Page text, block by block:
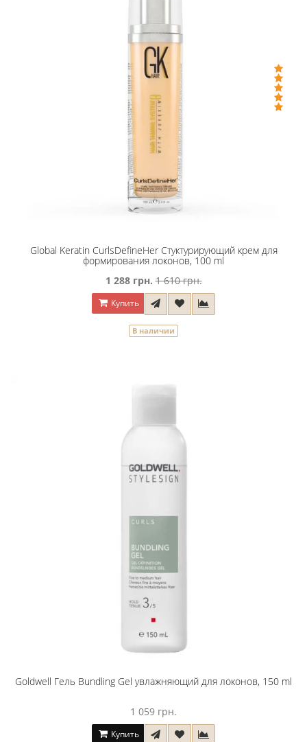
Global Keratin CurlsDefineHer Стуктурирующий крем для
формирования локонов, 100 ml
1 288 грн. 1 610 грн.
Купить
В наличии
Goldwell Гель Bundling Gel увлажняющий для локонов, 150 ml
1 059 грн.
Купить